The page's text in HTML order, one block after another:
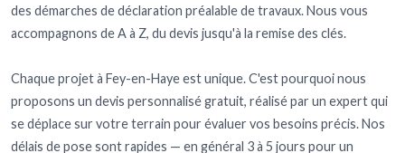
des démarches de déclaration préalable de travaux. Nous vous
accompagnons de A à Z, du devis jusqu'à la remise des clés.
Chaque projet à Fey-en-Haye est unique. C'est pourquoi nous
proposons un devis personnalisé gratuit, réalisé par un expert qui
se déplace sur votre terrain pour évaluer vos besoins précis. Nos
délais de pose sont rapides — en général 3 à 5 jours pour un